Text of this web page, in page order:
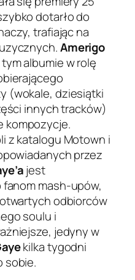
dotarło do
trafiając na
Amerigo
albumie w rolę
(wokale, dziesiątki
innych tracków)
kompozycje.
z katalogu Motown i
przez
jest
mash-upów,
odbiorców
soulu i
jedyny w
kilka tygodni
sobie.